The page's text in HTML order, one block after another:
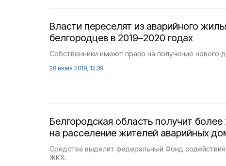
Власти переселят из аварийного
белгородцев в 2019–2020 годах
Собственники имеют право на получение нового
28 июня 2019, 12:39
Белгородская область получит
на расселение жителей аварийных
Средства выделит федеральный Фонд
ЖКХ.